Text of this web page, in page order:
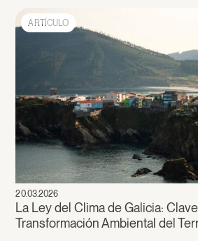
ARTÍCULO
20.03.2026
La Ley del Clima de Galicia:
Transformación Ambiental del